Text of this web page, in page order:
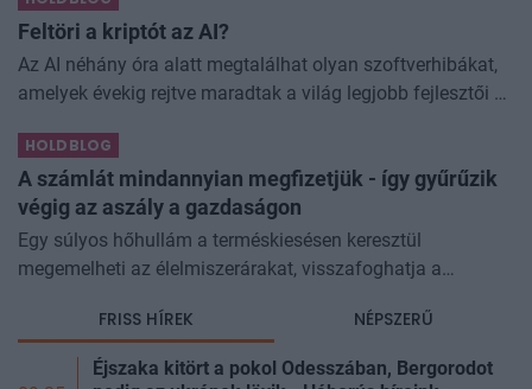
Feltöri a kriptót az AI?
Az AI néhány óra alatt megtalálhat olyan szoftverhibákat,
amelyek évekig rejtve maradtak a világ legjobb fejlesztői és
különösen nagy...
HOLDBLOG
A számlát mindannyian megfizetjük - így gyűrűzik
végig az aszály a gazdaságon
Egy súlyos hőhullám a terméskiesésen keresztül
megemelheti az élelmiszerárakat, visszafoghatja a
még az állam finanszírozását is m
FRISS HÍREK NÉPSZERŰ
Éjszaka kitört a pokol Odesszában, Bergorodot